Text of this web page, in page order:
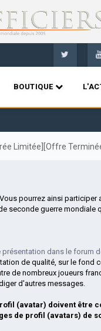
BOUTIQUE
Limitée][Offre
. Vous pourrez ainsi
seconde guerre
dans le forum
de qualité, sur le fond
de nombreux joueurs
d'autres messages.
(avatar) doivent être
de profil (avatars) de